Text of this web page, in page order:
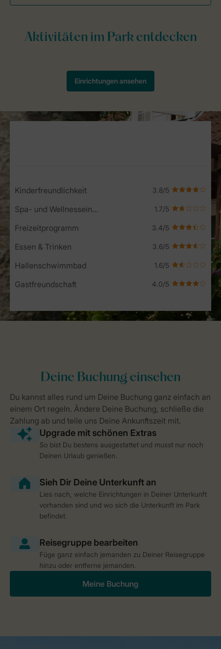
Service Rating from our guests
Kinderfreundlichkeit
Spa- und Wellnesseinrichtungen
Freizeitprogramm
Essen & Trinken
Hallenschwimmbad
Gastfreundschaft
So bist Du bestens ausgestattet und musst nur noch
Deinen Urlaub genießen.
Lies nach, welche Einrichtungen in Deiner Unterkunft
vorhanden sind und wo sich die Unterkunft im Park
befindet.
Füge ganz einfach jemanden zu Deiner Reisegruppe
hinzu oder entferne jemanden.
Meine Buchung